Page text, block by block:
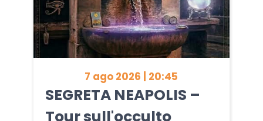
7 ago 2026 | 20:45
SEGRETA NEAPOLIS –
Tour sull'occulto